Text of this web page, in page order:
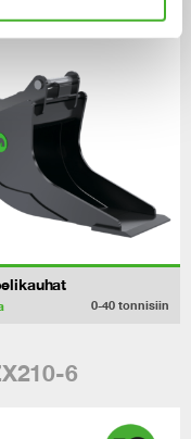
0-40 tonnisiin
6